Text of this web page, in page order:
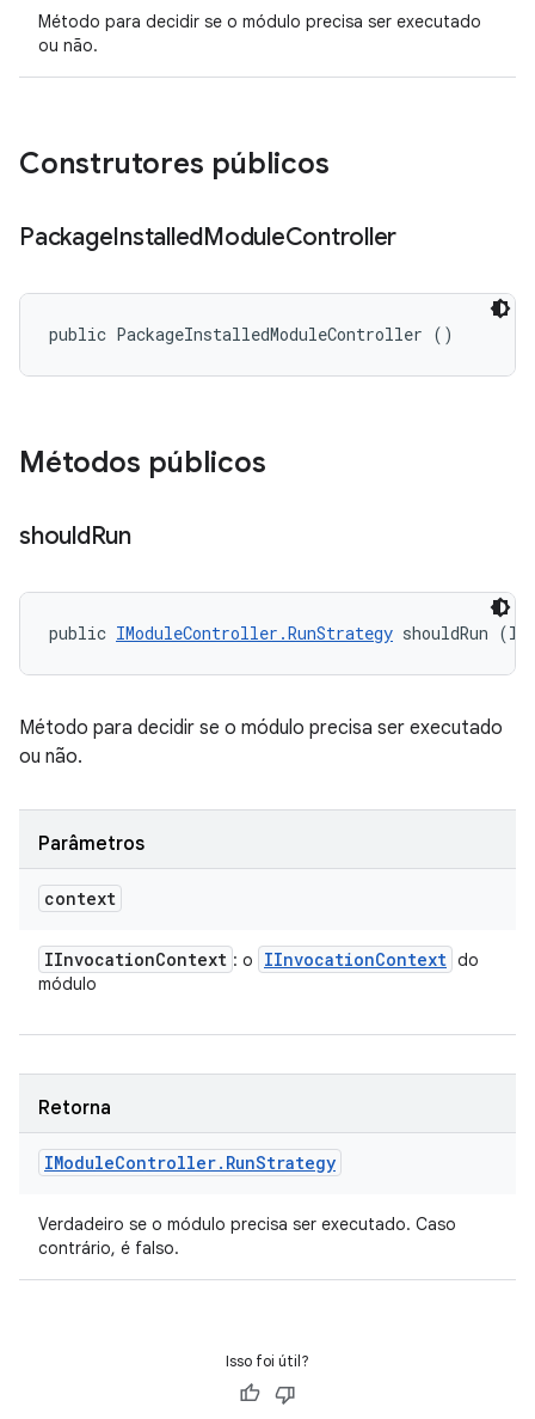
Método para decidir se o módulo precisa ser executado
ou não.
Construtores públicos
PackageInstalledModuleController
public PackageInstalledModuleController ()
Métodos públicos
shouldRun
public IModuleController.RunStrategy shouldRun
Método para decidir se o módulo precisa ser executado
ou não.
Parâmetros
context
IInvocationContext : o IInvocationContext do
módulo
Retorna
IModuleController. RunStrategy
Verdadeiro se o módulo precisa ser executado. Caso
contrário, é falso.
Isso foi útil?